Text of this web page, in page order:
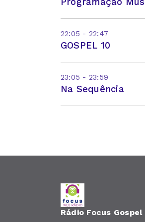
22:05 - 22:47
GOSPEL 10
23:05 - 23:59
Na Sequência
Rádio Focus Gospel